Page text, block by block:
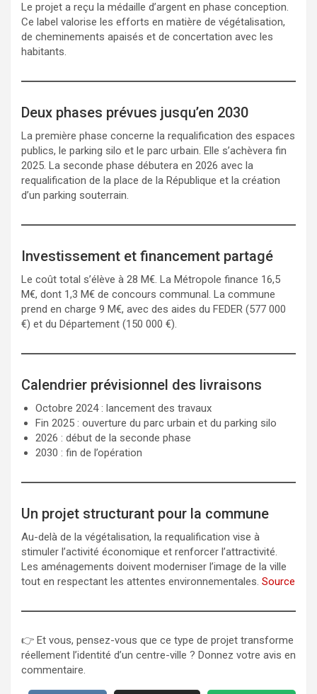
Le projet a reçu la médaille d’argent en phase conception.
Ce label valorise les efforts en matière de végétalisation,
de cheminements apaisés et de concertation avec les
habitants.
Deux phases prévues jusqu’en 2030
La première phase concerne la requalification des espaces
publics, le parking silo et le parc urbain. Elle s’achèvera fin
2025. La seconde phase débutera en 2026 avec la
requalification de la place de la République et la création
d’un parking souterrain.
Investissement et financement partagé
Le coût total s’élève à 28 M€. La Métropole finance 16,5
M€, dont 1,3 M€ de concours communal. La commune
prend en charge 9 M€, avec des aides du FEDER (577 000
€) et du Département (150 000 €).
Calendrier prévisionnel des livraisons
Octobre 2024 : lancement des travaux
Fin 2025 : ouverture du parc urbain et du parking silo
2026 : début de la seconde phase
2030 : fin de l’opération
Un projet structurant pour la commune
Au-delà de la végétalisation, la requalification vise à
stimuler l’activité économique et renforcer l’attractivité.
Les aménagements doivent moderniser l’image de la ville
tout en respectant les attentes environnementales. Source
👉 Et vous, pensez-vous que ce type de projet transforme
réellement l’identité d’un centre-ville ? Donnez votre avis en
commentaire.